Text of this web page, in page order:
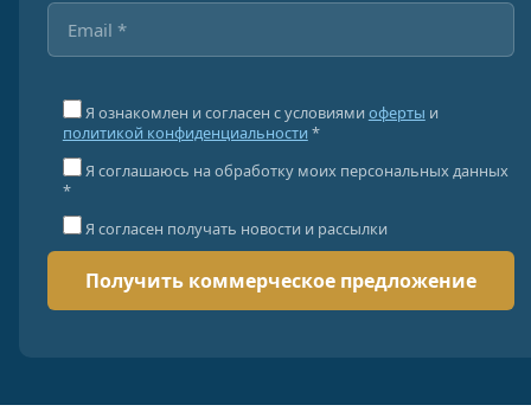
Я ознакомлен и согласен с условиями оферты и
политикой конфиденциальности *
Я соглашаюсь на обработку моих персональных данных
*
Я согласен получать новости и рассылки